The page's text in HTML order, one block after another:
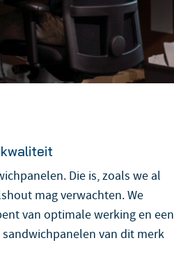
Die is, zoals we al
mag verwachten. We
van optimale werking en een
van dit merk